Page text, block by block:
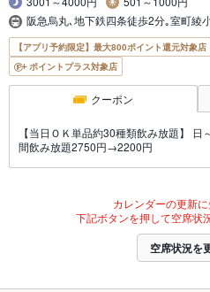
阪急烏丸､地下鉄四条徒歩2分｡室町綾
【アプリ予約限定】最大800ポイント還元対象店
ポイントプラス対象店
クーポン
【当日ＯＫ単品約30種類飲み放題】
間飲み放題2750円→2200円
カレンダーの更新に
下記ボタンを押して空席状
空席状況を